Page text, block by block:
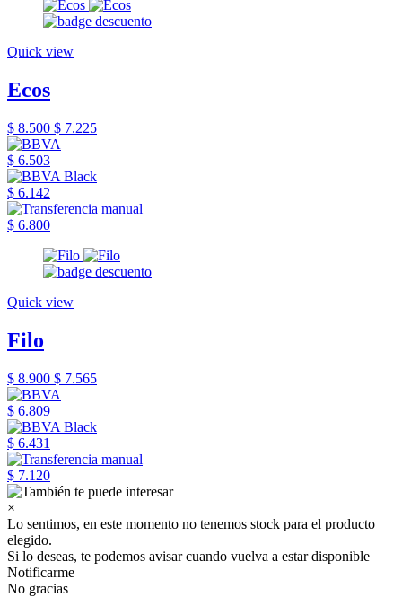
Quick view
Ecos
$ 8.500 $ 7.225
$ 6.503
$ 6.142
$ 6.800
Quick view
Filo
$ 8.900 $ 7.565
$ 6.809
$ 6.431
$ 7.120
×
Lo sentimos, en este momento no tenemos stock para el producto
elegido.
Si lo deseas, te podemos avisar cuando vuelva a estar disponible
Notificarme
No gracias